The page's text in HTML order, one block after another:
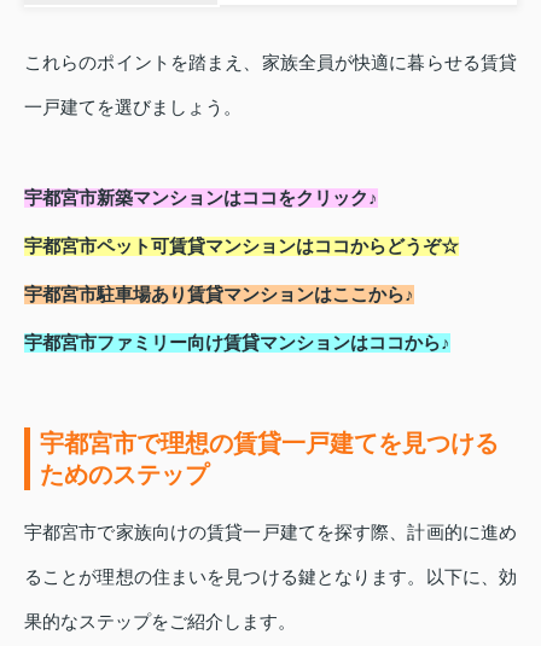
これらのポイントを踏まえ、家族全員が快適に暮らせる賃貸
一戸建てを選びましょう。
宇都宮市新築マンションはココをクリック♪
宇都宮市ペット可賃貸マンションはココからどうぞ☆
宇都宮市駐車場あり賃貸マンションはここから♪
宇都宮市ファミリー向け賃貸マンションはココから♪
宇都宮市で理想の賃貸一戸建てを見つける
ためのステップ
宇都宮市で家族向けの賃貸一戸建てを探す際、計画的に進め
ることが理想の住まいを見つける鍵となります。以下に、効
果的なステップをご紹介します。